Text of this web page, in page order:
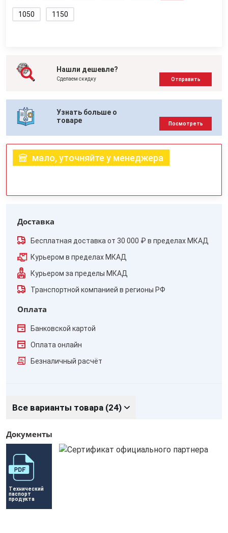
1050 1150
Нашли дешевле?
Сделаем скидку Отправить
Узнать больше о
товаре
Посмотреть
мало, уточняйте у менеджера
Доставка
Бесплатная доставка от 30 000 ₽ в пределах МКАД
Курьером в пределах МКАД
Курьером за пределы МКАД
Транспортной компанией в регионы РФ
Оплата
Банковской картой
Оплата онлайн
Безналичный расчёт
Все варианты товара (24)
Документы
Технический
паспорт
продукта